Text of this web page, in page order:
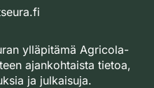
ylläpitämä Agricola-
ajankohtaista tietoa,
ja julkaisuja.